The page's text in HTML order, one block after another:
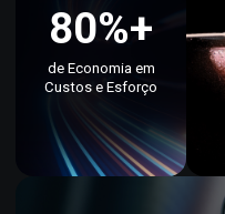
80%+
de Economia em
Custos e Esforço